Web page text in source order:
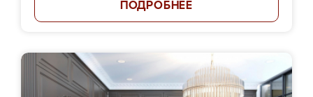
ПОДРОБНЕЕ